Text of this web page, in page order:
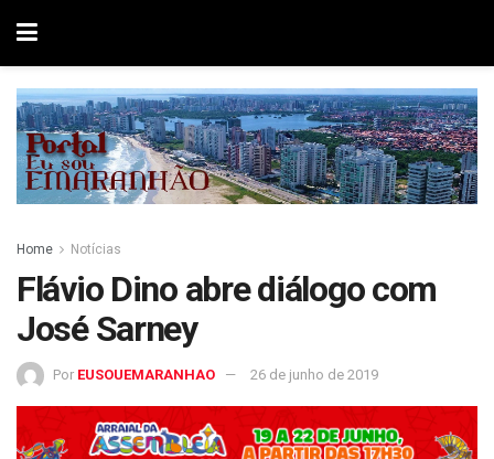
Home Notícias
Flávio Dino abre diálogo com
José Sarney
Por EUSOUEMARANHAO 26 de junho de 2019